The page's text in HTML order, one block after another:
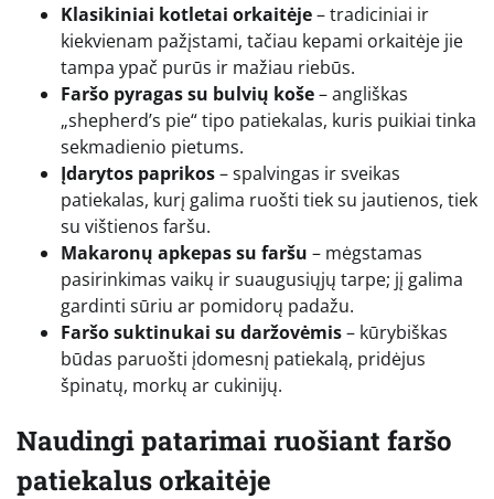
Klasikiniai kotletai orkaitėje– tradiciniai ir
kiekvienam pažįstami, tačiau kepami orkaitėje jie
tampa ypač purūs ir mažiau riebūs.
Faršo pyragas su bulvių koše– angliškas
„shepherd’s pie“ tipo patiekalas, kuris puikiai tinka
sekmadienio pietums.
Įdarytos paprikos– spalvingas ir sveikas
patiekalas, kurį galima ruošti tiek su jautienos, tiek
su vištienos faršu.
Makaronų apkepas su faršu – mėgstamas
pasirinkimas vaikų ir suaugusiųjų tarpe; jį galima
gardinti sūriu ar pomidorų padažu.
Faršo suktinukai su daržovėmis– kūrybiškas
būdas paruošti įdomesnį patiekalą, pridėjus
špinatų, morkų ar cukinijų.
Naudingi patarimai ruošiant faršo
patiekalus orkaitėje